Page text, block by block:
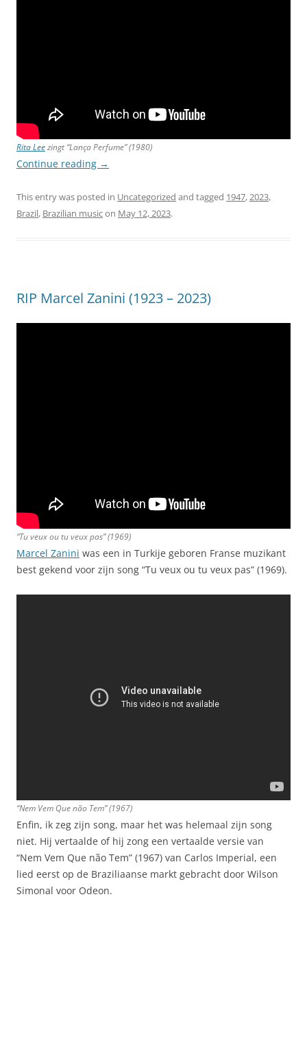
Rita Leezingt “Lança Perfume” (1980)
Continue reading →
This entry was posted in Uncategorized and tagged 1947,2023,
Brazil, Brazilian musicon May 12, 2023.
RIP Marcel Zanini (1923 – 2023)
“Tu veux ou tu veux pas” (1969)
Marcel Zanini was een in Turkije geboren Franse muzikant
best gekend voor zijn song “Tu veux ou tu veux pas” (1969).
“Nem Vem Que não Tem” (1967)
Enfin, ik zeg zijn song, maar het was helemaal zijn song
niet. Hij vertaalde of hij zong een vertaalde versie van
“Nem Vem Que não Tem” (1967) van Carlos Imperial, een
lied eerst op de Braziliaanse markt gebracht door Wilson
Simonal voor Odeon.